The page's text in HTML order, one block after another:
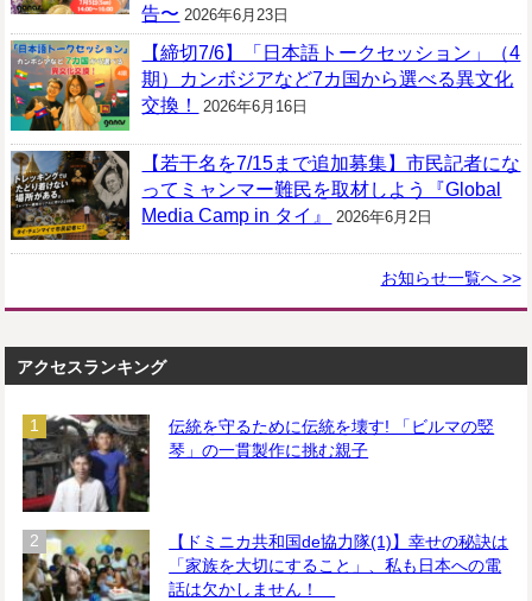
告〜 2026年6月23日
【締切7/6】「日本語トークセッション」（4
期）カンボジアなど7カ国から選べる異文化
交換！
2026年6月16日
【若干名を7/15まで追加募集】市民記者にな
ってミャンマー難民を取材しよう『Global
Media Camp in タイ』
2026年6月2日
お知らせ一覧へ >>
アクセスランキング
伝統を守るために伝統を壊す! 「ビルマの竪
琴」の一貫製作に挑む親子
【ドミニカ共和国de協力隊(1)】幸せの秘訣は
「家族を大切にすること」、私も日本への電
話は欠かしません！